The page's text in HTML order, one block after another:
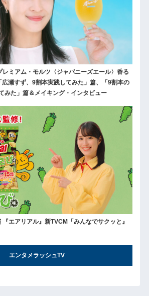
レミアム・モルツ〈ジャパニーズエール〉香る
瀬すず、9割本実践してみた」篇、「9割本の
みた」篇＆メイキング・インタビュー
エアリアル』新TVCM「みんなでサクッと』
エンタメラッシュTV